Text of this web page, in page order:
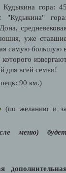
гора:
"Кудыкина"
уже
самую большую
для всей семьи!
90 км.)
(по желанию и
меню)